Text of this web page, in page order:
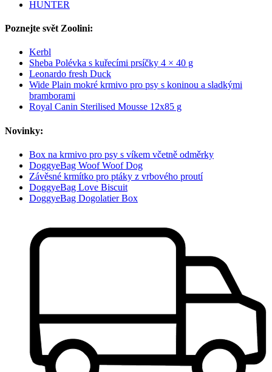
HUNTER
Poznejte svět Zoolini:
Kerbl
Sheba Polévka s kuřecími prsíčky 4 × 40 g
Leonardo fresh Duck
Wide Plain mokré krmivo pro psy s koninou a sladkými
bramborami
Royal Canin Sterilised Mousse 12x85 g
Novinky:
Box na krmivo pro psy s víkem včetně odměrky
DoggyeBag Woof Woof Dog
Závěsné krmítko pro ptáky z vrbového proutí
DoggyeBag Love Biscuit
DoggyeBag Dogolatier Box